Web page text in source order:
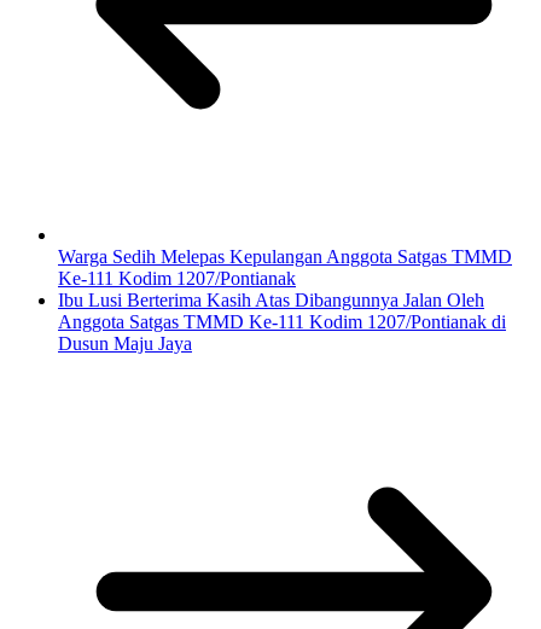
Warga Sedih Melepas Kepulangan Anggota Satgas TMMD
Ke-111 Kodim 1207/Pontianak
Ibu Lusi Berterima Kasih Atas Dibangunnya Jalan Oleh
Anggota Satgas TMMD Ke-111 Kodim 1207/Pontianak di
Dusun Maju Jaya